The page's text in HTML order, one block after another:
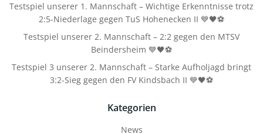
Testspiel unserer 1. Mannschaft – Wichtige Erkenntnisse trotz
2:5-Niederlage gegen TuS Hohenecken II 💙🖤⚽
Testspiel unserer 2. Mannschaft – 2:2 gegen den MTSV
Beindersheim 💙🖤⚽
Testspiel 3 unserer 2. Mannschaft – Starke Aufholjagd bringt
3:2-Sieg gegen den FV Kindsbach II 💙🖤⚽
Kategorien
News